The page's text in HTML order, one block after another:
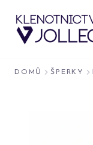
DOMŮ ŠPERKY